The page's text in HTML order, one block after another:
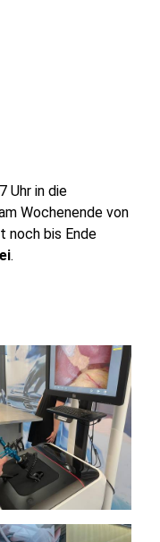
Uhr in die
Wochenende von
noch bis Ende
.